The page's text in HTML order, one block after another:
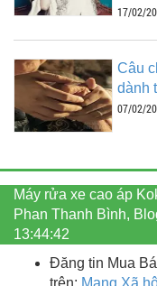
17/02/
Câu
dành
07/02/
Máy rửa xe cao áp
Phan Thanh Bình,
13:44:42
Đăng tin Mua
trên: Mạng Xã